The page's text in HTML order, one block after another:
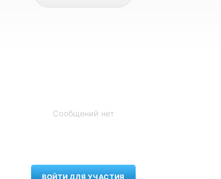
Сообщений нет
ВОЙТИ ДЛЯ УЧАСТИЯ